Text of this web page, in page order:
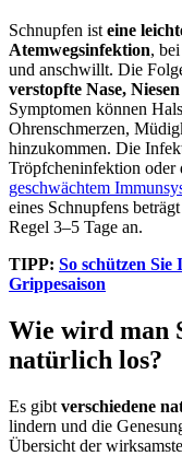
Schnupfen ist eine
Atemwegsinfektion,
und anschwillt. Die
verstopfte Nase,
Symptomen können
Ohrenschmerzen,
hinzukommen. Die
Tröpfcheninfektion oder
geschwächtem
eines Schnupfens
Regel 3–5 Tage an.
TIPP: So schützen
Grippesaison
Wie wird man
natürlich los?
Es gibt verschiedene
lindern und die
Übersicht der